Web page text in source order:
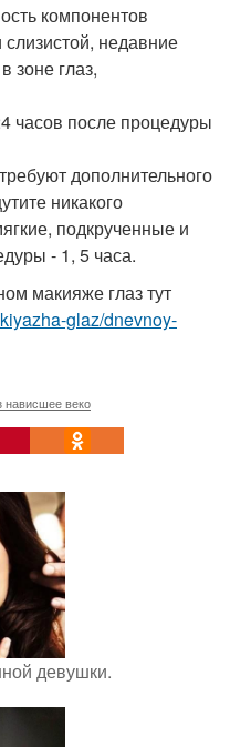
компонентов
недавние
зоне глаз,
часов после процедуры
дополнительного
никакого
подкрученные и
- 1, 5 часа.
макияже глаз тут
glaz/dnevnoy-
нависшее веко
девушки.